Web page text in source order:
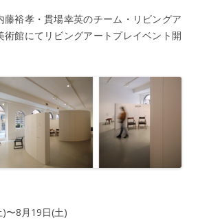
藤裕孝・貫場幸英のチーム・リビングア
術館にてリビングアートプレイベント開
8月19日(土)